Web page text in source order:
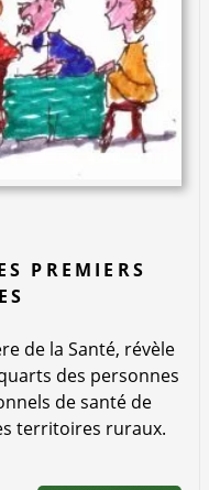
PREMIERS
de la Santé, révèle
des personnes
de santé de
territoires ruraux.